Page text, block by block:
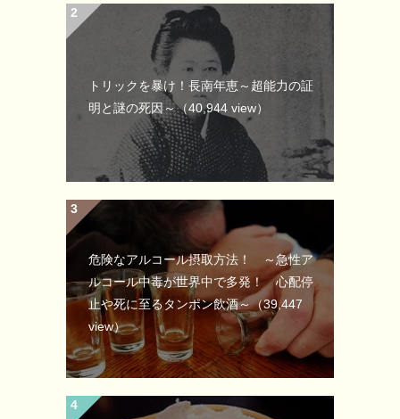
トリックを暴け！長南年恵～超能力の証
明と謎の死因～（40,944 view）
危険なアルコール摂取方法！ ～急性ア
ルコール中毒が世界中で多発！ 心配停
止や死に至るタンポン飲酒～（39,447
view）